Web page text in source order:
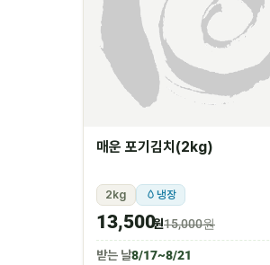
매운 포기김치(2kg)
2kg 냉장
13,500원15,000원
받는 날8/17~8/21